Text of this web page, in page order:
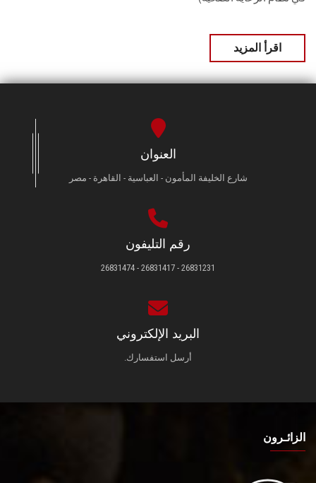
اقرأ المزيد
العنوان
شارع الخليفة المأمون - العباسية - القاهرة - مصر
رقم التليفون
26831231 - 26831417 - 26831474
البريد الإلكتروني
أرسل استفسارك.
الزائـرون